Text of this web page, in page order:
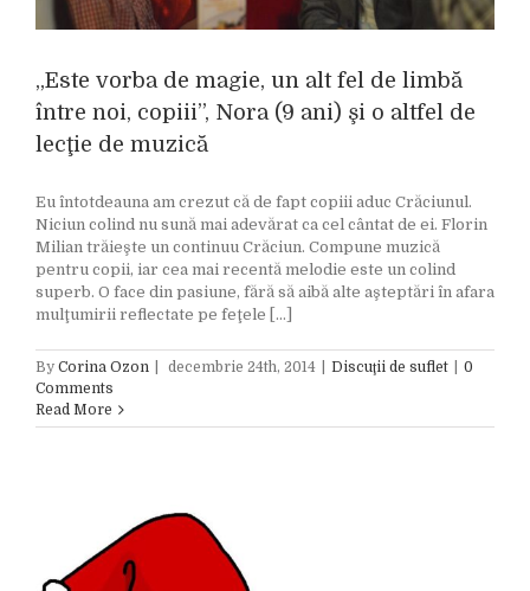
„Este vorba de magie, un alt fel de limbă
între noi, copiii”, Nora (9 ani) şi o altfel de
lecţie de muzică
Eu întotdeauna am crezut că de fapt copiii aduc Crăciunul.
Niciun colind nu sună mai adevărat ca cel cântat de ei. Florin
Milian trăieşte un continuu Crăciun. Compune muzică
pentru copii, iar cea mai recentă melodie este un colind
superb. O face din pasiune, fără să aibă alte aşteptări în afara
mulţumirii reflectate pe feţele [...]
By Corina Ozon decembrie 24th, 2014 Discuţii de suflet
0
Comments
Read More